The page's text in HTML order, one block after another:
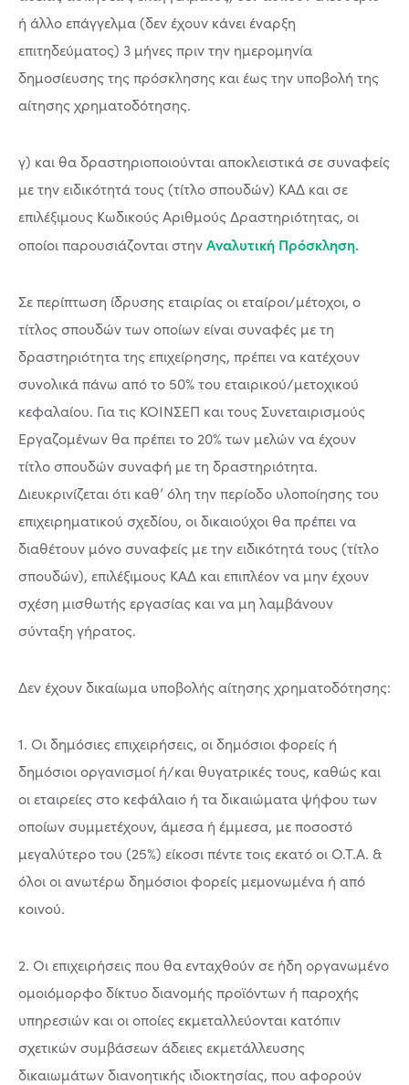
ή άλλο επάγγελμα (δεν έχουν κάνει έναρξη
επιτηδεύματος) 3 μήνες πριν την ημερομηνία
δημοσίευσης της πρόσκλησης και έως την υποβολή της
αίτησης χρηματοδότησης.
γ) και θα δραστηριοποιούνται αποκλειστικά σε συναφείς
με την ειδικότητά τους (τίτλο σπουδών) ΚΑΔ και σε
επιλέξιμους Κωδικούς Αριθμούς Δραστηριότητας, οι
οποίοι παρουσιάζονται στηνΑναλυτική Πρόσκληση.
Σε περίπτωση ίδρυσης εταιρίας οι εταίροι/μέτοχοι, ο
τίτλος σπουδών των οποίων είναι συναφές με τη
δραστηριότητα της επιχείρησης, πρέπει να κατέχουν
συνολικά πάνω από το 50% του εταιρικού/μετοχικού
κεφαλαίου. Για τις ΚΟΙΝΣΕΠ και τους Συνεταιρισμούς
Εργαζομένων θα πρέπει το 20% των μελών να έχουν
τίτλο σπουδών συναφή με τη δραστηριότητα.
Διευκρινίζεται ότι καθ’ όλη την περίοδο υλοποίησης του
επιχειρηματικού σχεδίου, οι δικαιούχοι θα πρέπει να
διαθέτουν μόνο συναφείς με την ειδικότητά τους (τίτλο
σπουδών), επιλέξιμους ΚΑΔ και επιπλέον να μην έχουν
σχέση μισθωτής εργασίας και να μη λαμβάνουν
σύνταξη γήρατος.
Δεν έχουν δικαίωμα υποβολής αίτησης χρηματοδότησης:
1. Οι δημόσιες επιχειρήσεις, οι δημόσιοι φορείς ή
δημόσιοι οργανισμοί ή/και θυγατρικές τους, καθώς και
οι εταιρείες στο κεφάλαιο ή τα δικαιώματα ψήφου των
οποίων συμμετέχουν, άμεσα ή έμμεσα, με ποσοστό
μεγαλύτερο του (25%) είκοσι πέντε τοις εκατό οι Ο.Τ.Α. &
όλοι οι ανωτέρω δημόσιοι φορείς μεμονωμένα ή από
κοινού.
2. Οι επιχειρήσεις που θα ενταχθούν σε ήδη οργανωμένο
ομοιόμορφο δίκτυο διανομής προϊόντων ή παροχής
υπηρεσιών και οι οποίες εκμεταλλεύονται κατόπιν
σχετικών συμβάσεων άδειες εκμετάλλευσης
δικαιωμάτων διανοητικής ιδιοκτησίας, που αφορούν